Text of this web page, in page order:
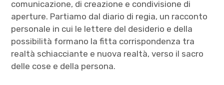
comunicazione, di creazione e condivisione di
aperture. Partiamo dal diario di regia, un racconto
personale in cui le lettere del desiderio e della
possibilità formano la fitta corrispondenza tra
realtà schiacciante e nuova realtà, verso il sacro
delle cose e della persona.